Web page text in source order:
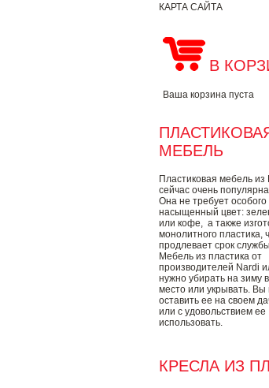
КАРТА САЙТА
В
Ваша корзина пуста
МЕБЕЛЬ
Пластиковая мебель из
сейчас очень
Она не требует
насыщенный цвет:
или кофе, а также
монолитного пластика,
продлевает срок
Мебель из пластика от
производителей Nardi
нужно убирать на зиму
место или укрывать. Вы
оставить ее на своем
или с удовольствием ее
использовать.
КРЕСЛА ИЗ